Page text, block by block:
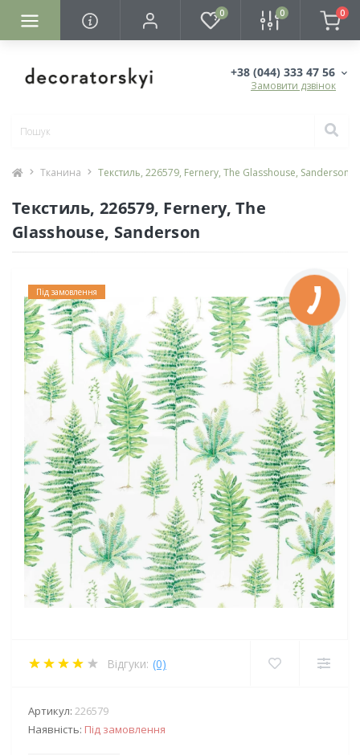
0 0 0
+38 (044) 333 47 56
Замовити дзвінок
Тканина Текстиль, 226579, Fernery, The Glasshouse, Sanderson
Текстиль, 226579, Fernery, The
Glasshouse, Sanderson
Під замовлення
Відгуки: (0)
Артикул: 226579
Наявність: Під замовлення